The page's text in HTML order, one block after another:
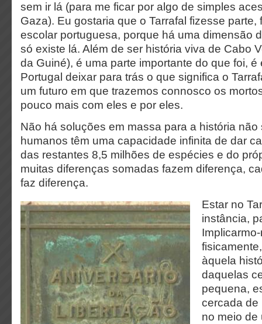
sem ir lá (para me ficar por algo de simples
Gaza). Eu gostaria que o Tarrafal fizesse parte,
escolar portuguesa, porque há uma dimensão
só existe lá. Além de ser história viva de Cabo
da Guiné), é uma parte importante do que foi, é
Portugal deixar para trás o que significa o
um futuro em que trazemos connosco os
pouco mais com eles e por eles.
Não há soluções em massa para a história não
humanos têm uma capacidade infinita de dar
das restantes 8,5 milhões de espécies e do
muitas diferenças somadas fazem diferença,
faz diferença.
Estar no
instância,
àquela
daquelas
pequena,
cercada de
no meio de